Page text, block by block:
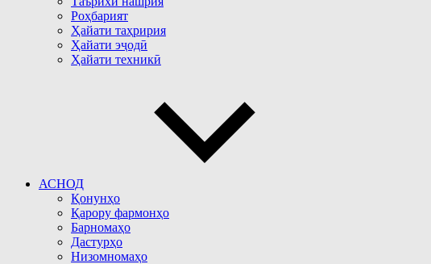
Роҳбарият
Ҳайати таҳририя
Ҳайати эҷодӣ
Ҳайати техникӣ
АСНОД
Қонунҳо
Қарору фармонҳо
Барномаҳо
Дастурҳо
Низомномаҳо